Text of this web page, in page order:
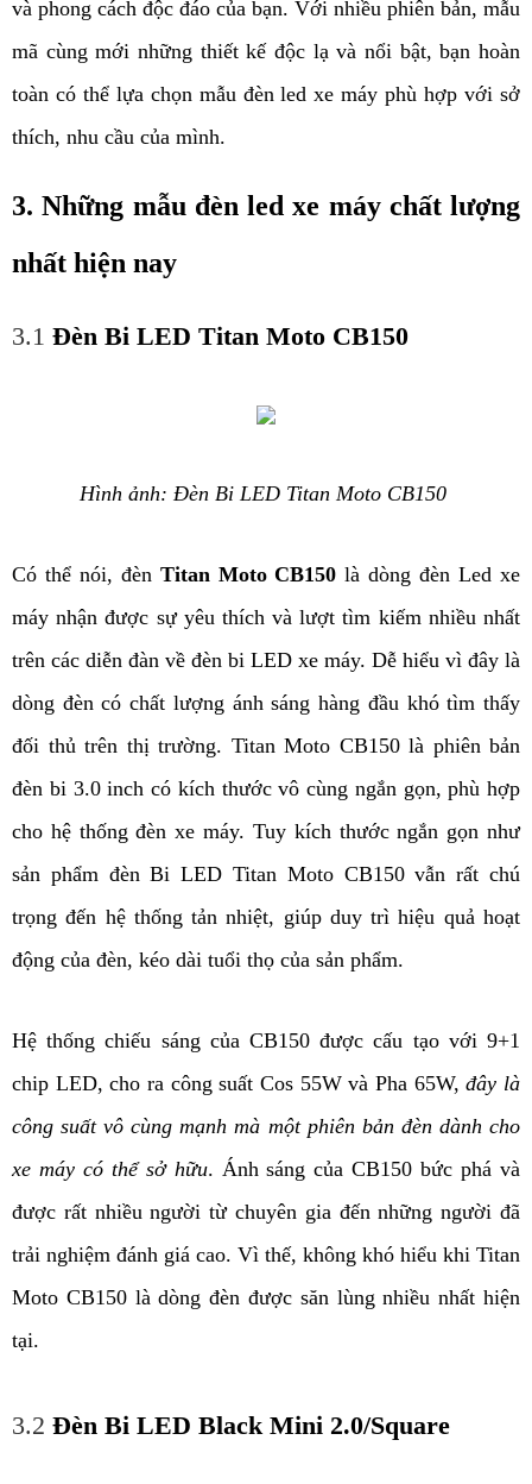
và phong cách độc đáo của bạn. Với nhiều phiên bản, mẫu
mã cùng mới những thiết kế độc lạ và nổi bật, bạn hoàn
toàn có thể lựa chọn mẫu đèn led xe máy phù hợp với sở
thích, nhu cầu của mình.
3. Những mẫu đèn led xe máy chất lượng
nhất hiện nay
3.1 Đèn Bi LED Titan Moto CB150
Hình ảnh: Đèn Bi LED Titan Moto CB150
Có thể nói, đèn Titan Moto CB150 là dòng đèn Led xe
máy nhận được sự yêu thích và lượt tìm kiếm nhiều nhất
trên các diễn đàn về đèn bi LED xe máy. Dễ hiểu vì đây là
dòng đèn có chất lượng ánh sáng hàng đầu khó tìm thấy
đối thủ trên thị trường. Titan Moto CB150 là phiên bản
đèn bi 3.0 inch có kích thước vô cùng ngắn gọn, phù hợp
cho hệ thống đèn xe máy. Tuy kích thước ngắn gọn như
sản phẩm đèn Bi LED Titan Moto CB150 vẫn rất chú
trọng đến hệ thống tản nhiệt, giúp duy trì hiệu quả hoạt
động của đèn, kéo dài tuổi thọ của sản phẩm.
Hệ thống chiếu sáng của CB150 được cấu tạo với 9+1
chip LED, cho ra công suất Cos 55W và Pha 65W, đây là
công suất vô cùng mạnh mà một phiên bản đèn dành cho
xe máy có thể sở hữu. Ánh sáng của CB150 bức phá và
được rất nhiều người từ chuyên gia đến những người đã
trải nghiệm đánh giá cao. Vì thế, không khó hiểu khi Titan
Moto CB150 là dòng đèn được săn lùng nhiều nhất hiện
tại.
3.2 Đèn Bi LED Black Mini 2.0/Square